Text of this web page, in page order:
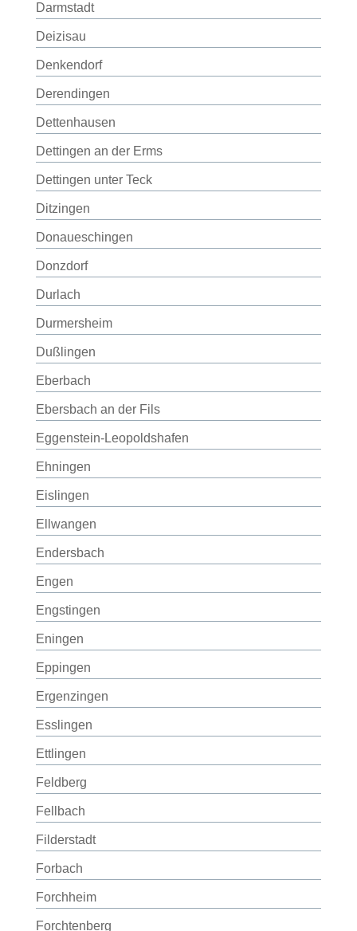
Darmstadt
Deizisau
Denkendorf
Derendingen
Dettenhausen
Dettingen an der Erms
Dettingen unter Teck
Ditzingen
Donaueschingen
Donzdorf
Durlach
Durmersheim
Dußlingen
Eberbach
Ebersbach an der Fils
Eggenstein-Leopoldshafen
Ehningen
Eislingen
Ellwangen
Endersbach
Engen
Engstingen
Eningen
Eppingen
Ergenzingen
Esslingen
Ettlingen
Feldberg
Fellbach
Filderstadt
Forbach
Forchheim
Forchtenberg